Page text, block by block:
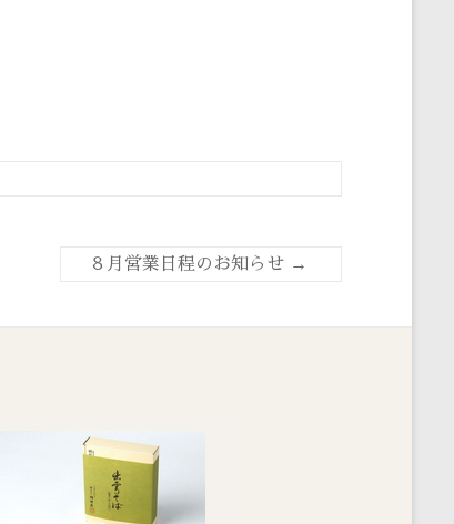
８月営業日程のお知らせ →